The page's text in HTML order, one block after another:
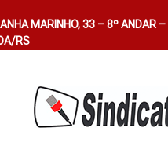
MARINHO, 33 – 8º ANDAR
RS